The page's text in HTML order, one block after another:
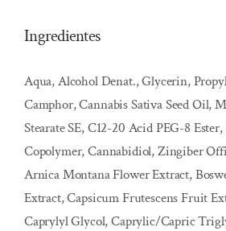
Ingredientes
Aqua, Alcohol Denat., Glycerin,
Camphor, Cannabis Sativa Seed Oil,
Stearate SE, C12-20 Acid PEG-8
Copolymer, Cannabidiol, Zingiber
Arnica Montana Flower Extract,
Extract, Capsicum Frutescens Fruit
Caprylyl Glycol, Caprylic/Capric